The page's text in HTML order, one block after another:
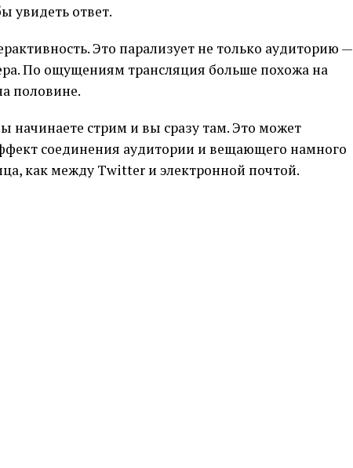
увидеть ответ.
Это парализует не только аудиторию —
По ощущениям трансляция больше похожа на
половине.
начинаете стрим и вы сразу там. Это может
соединения аудитории и вещающего намного
как между Twitter и электронной почтой.